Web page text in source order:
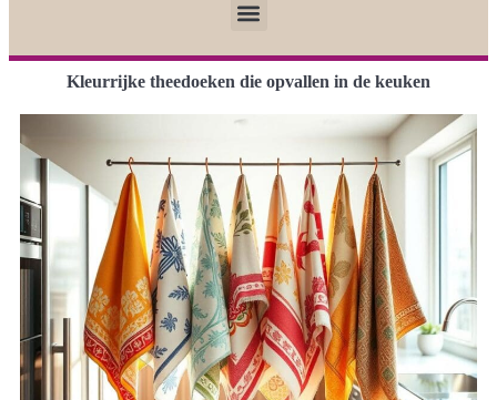
Kleurrijke theedoeken die opvallen in de keuken